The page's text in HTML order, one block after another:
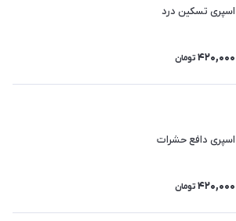
اسپری تسکین درد
420,000 تومان
اسپری دافع حشرات
420,000 تومان